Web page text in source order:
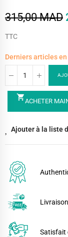
315,00 MAD
TTC
Derniers articles
shopping_cartACHETER
Ajouter à la liste
Satisfait